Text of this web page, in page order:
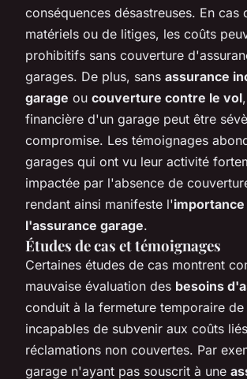
conséquences désastreuses. En cas
matériels ou de litiges, les coûts
prohibitifs sans couverture
garages. De plus, sans assurance
garage ou couverture contre le vol
financière d'un garage peut être
compromise. Les témoignages
garages qui ont vu leur activité
impactée par l'absence de
rendant ainsi manifeste l'importance
l'assurance garage.
Études de cas et témoignages
Certaines études de cas montrent
mauvaise évaluation des besoins
conduit à la fermeture temporaire de
incapables de subvenir aux coûts
réclamations non couvertes. Par
garage n'ayant pas souscrit à une